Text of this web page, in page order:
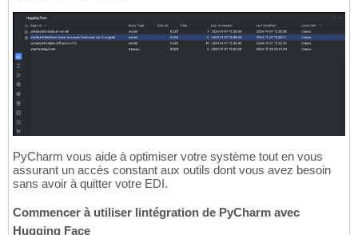
PyCharm vous aide à optimiser votre système tout en vous
assurant un accès constant aux outils dont vous avez besoin
sans avoir à quitter votre EDI.
Commencer à utiliser lintégration de PyCharm avec
Hugging Face